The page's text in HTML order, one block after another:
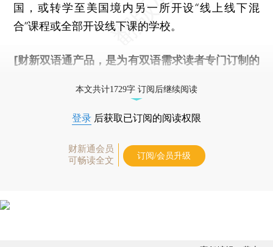
国，或转学至美国境内另一所开设“线上线下混
合”课程或全部开设线下课的学校。
[财新双语通产品，是为有双语需求读者专门订制的
本文共计1729字 订阅后继续阅读
登录 后获取已订阅的阅读权限
财新通会员
可畅读全文
订阅/会员升级